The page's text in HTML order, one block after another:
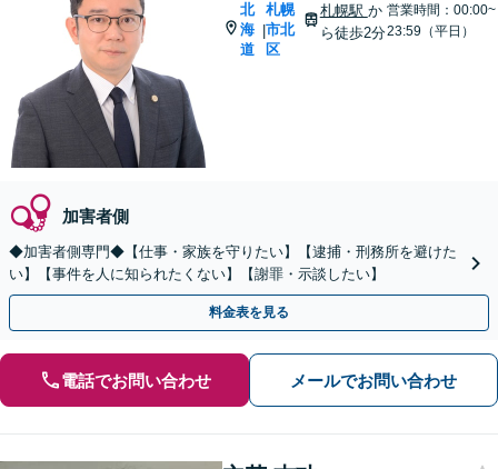
北
海
道
|
札幌
市北
区
札幌駅 か
ら徒歩2分
営業時間：00:00~
23:59（平日）
加害者側
◆加害者側専門◆【仕事・家族を守りたい】【逮捕・刑務所を避けた
い】【事件を人に知られたくない】【謝罪・示談したい】
料金表を見る
電話でお問い合わせ メールでお問い合わせ